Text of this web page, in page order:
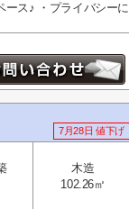
ース♪ ・プライバシーに
7月28日 値下げ
木造
102.26㎡